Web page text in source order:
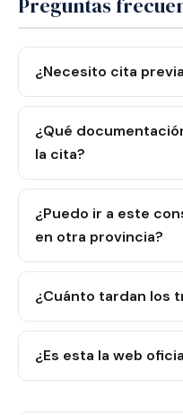
Preguntas
¿Necesito cita
¿Qué
la cita?
¿Puedo ir a este
en otra provincia?
¿Cuánto tardan los
¿Es esta la web